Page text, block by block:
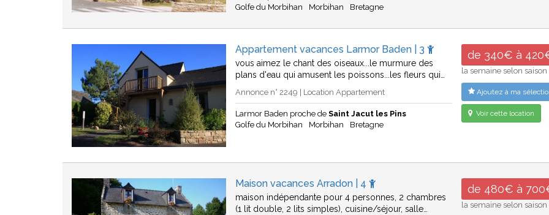
Golfe du Morbihan
Morbihan Bretagne
Appartement vacances Larmor Baden | 3
vous aimez le chant des oiseaux...le murmure des
plans d'eau qui amusent les poissons...les fleurs qui…
Annonce n° 2249 | Location Appartement
Larmor Baden proche deSaint Jacut les Pins
Golfe du Morbihan
Morbihan Bretagne
de 340€ à
la semaine selon saison
Ajoutez à ma
Voir cette location
Maison vacances Arradon | 4
maison indépendante pour 4 personnes, 2 chambres
(1 lit double, 2 lits simples), cuisine/séjour, salle…
de 480€ à
la semaine selon saison